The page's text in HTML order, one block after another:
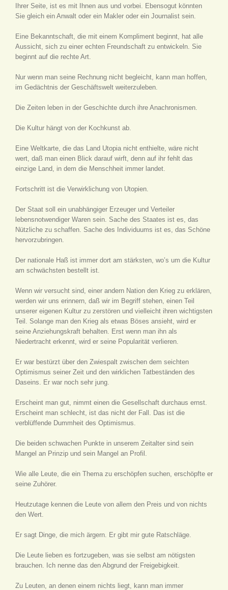
Ihrer Seite, ist es mit Ihnen aus und vorbei. Ebensogut könnten
Sie gleich ein Anwalt oder ein Makler oder ein Journalist sein.
Eine Bekanntschaft, die mit einem Kompliment beginnt, hat alle
Aussicht, sich zu einer echten Freundschaft zu entwickeln. Sie
beginnt auf die rechte Art.
Nur wenn man seine Rechnung nicht begleicht, kann man hoffen,
im Gedächtnis der Geschäftswelt weiterzuleben.
Die Zeiten leben in der Geschichte durch ihre Anachronismen.
Die Kultur hängt von der Kochkunst ab.
Eine Weltkarte, die das Land Utopia nicht enthielte, wäre nicht
wert, daß man einen Blick darauf wirft, denn auf ihr fehlt das
einzige Land, in dem die Menschheit immer landet.
Fortschritt ist die Verwirklichung von Utopien.
Der Staat soll ein unabhängiger Erzeuger und Verteiler
lebensnotwendiger Waren sein. Sache des Staates ist es, das
Nützliche zu schaffen. Sache des Individuums ist es, das Schöne
hervorzubringen.
Der nationale Haß ist immer dort am stärksten, wo’s um die Kultur
am schwächsten bestellt ist.
Wenn wir versucht sind, einer andern Nation den Krieg zu erklären,
werden wir uns erinnern, daß wir im Begriff stehen, einen Teil
unserer eigenen Kultur zu zerstören und vielleicht ihren wichtigsten
Teil. Solange man den Krieg als etwas Böses ansieht, wird er
seine Anziehungskraft behalten. Erst wenn man ihn als
Niedertracht erkennt, wird er seine Popularität verlieren.
Er war bestürzt über den Zwiespalt zwischen dem seichten
Optimismus seiner Zeit und den wirklichen Tatbeständen des
Daseins. Er war noch sehr jung.
Erscheint man gut, nimmt einen die Gesellschaft durchaus ernst.
Erscheint man schlecht, ist das nicht der Fall. Das ist die
verblüffende Dummheit des Optimismus.
Die beiden schwachen Punkte in unserem Zeitalter sind sein
Mangel an Prinzip und sein Mangel an Profil.
Wie alle Leute, die ein Thema zu erschöpfen suchen, erschöpfte er
seine Zuhörer.
Heutzutage kennen die Leute von allem den Preis und von nichts
den Wert.
Er sagt Dinge, die mich ärgern. Er gibt mir gute Ratschläge.
Die Leute lieben es fortzugeben, was sie selbst am nötigsten
brauchen. Ich nenne das den Abgrund der Freigebigkeit.
Zu Leuten, an denen einem nichts liegt, kann man immer